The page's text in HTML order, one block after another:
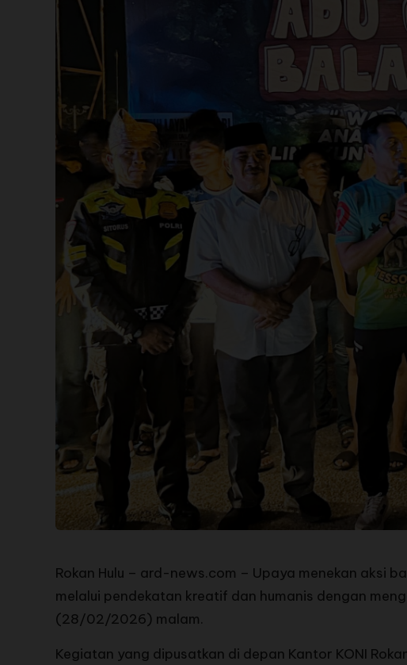
Rokan Hulu – ard-news.com – Upaya menekan aksi
melalui pendekatan kreatif dan humanis dengan
(28/02/2026) malam.
Kegiatan yang dipusatkan di depan Kantor KONI